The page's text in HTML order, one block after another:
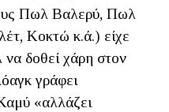
Πωλ Βαλερύ, Πωλ
Κοκτώ κ.ά.) είχε
δοθεί χάρη στον
γράφει
«αλλάζει